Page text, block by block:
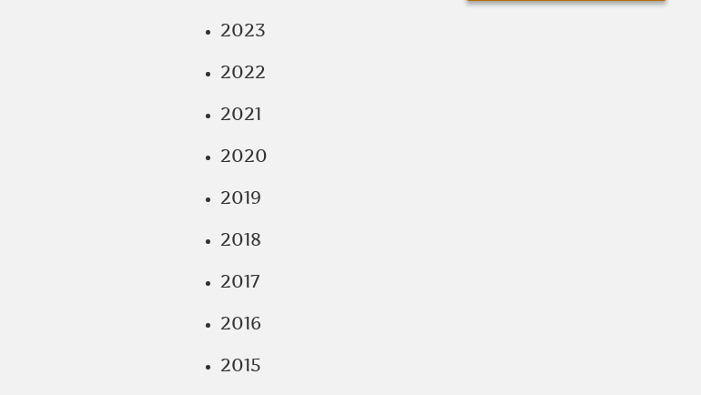
2023
2022
2021
2020
2019
2018
2017
2016
2015